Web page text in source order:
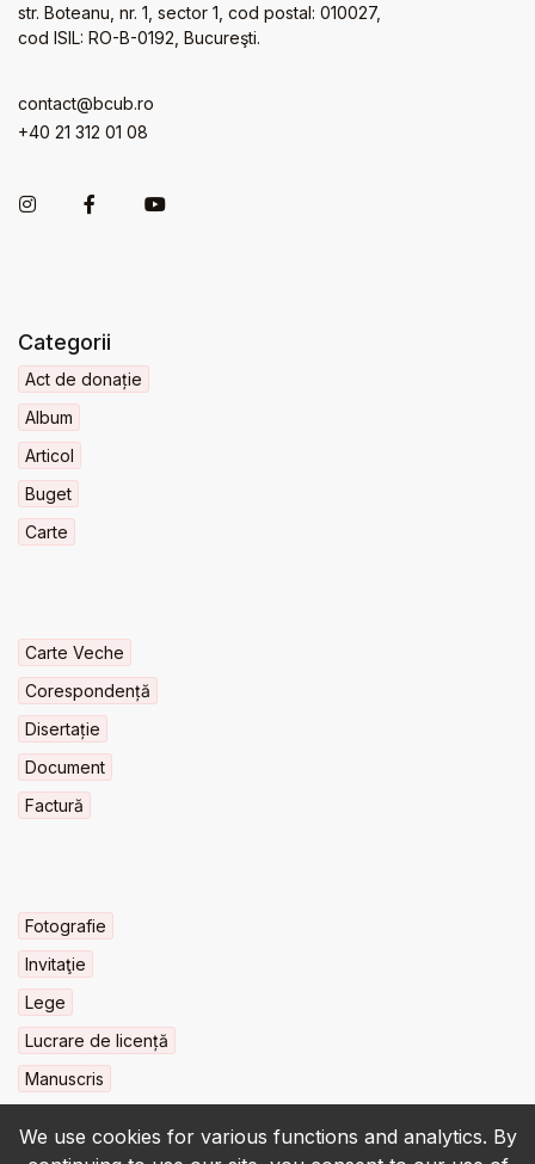
We use cookies for various functions and analytics. By
str. Boteanu, nr. 1, sector 1, cod postal: 010027,
cod ISIL: RO-B-0192, Bucureşti.
contact@bcub.ro
+40 21 312 01 08
Categorii
Act de donație
Album
Articol
Buget
Carte
Carte Veche
Corespondență
Disertație
Document
Factură
Fotografie
Invitaţie
Lege
Lucrare de licență
Manuscris